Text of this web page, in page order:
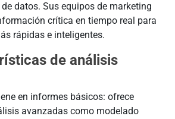
datos. Sus equipos de marketing
crítica en tiempo real para
rápidas e inteligentes.
de análisis
en informes básicos: ofrece
avanzadas como modelado